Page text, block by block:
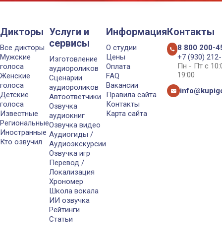
Дикторы
Все дикторы
Мужские
голоса
Женские
голоса
Детские
голоса
Известные
Региональные
Иностранные
Кто озвучил
Услуги и
сервисы
Изготовление
аудиороликов
Сценарии
аудиороликов
Автоответчики
Озвучка
аудиокниг
Озвучка видео
Аудиогиды /
Аудиоэкскурсии
Озвучка игр
Перевод /
Локализация
Хрономер
Школа вокала
ИИ озвучка
Рейтинги
Статьи
Информация
О студии
Цены
Оплата
FAQ
Вакансии
Правила сайта
Контакты
Карта сайта
Контакты
8 800 200-
+7 (930)
Пн - Пт с
19:00